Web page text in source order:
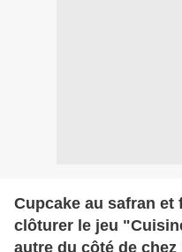
Cupcake au safran
clôturer le jeu
autre du côté de chez